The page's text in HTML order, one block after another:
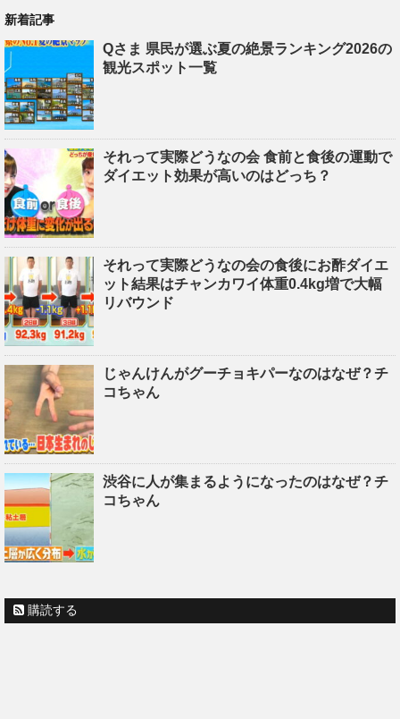
新着記事
Qさま 県民が選ぶ夏の絶景ランキング2026の
観光スポット一覧
それって実際どうなの会 食前と食後の運動で
ダイエット効果が高いのはどっち？
それって実際どうなの会の食後にお酢ダイエ
ット結果はチャンカワイ体重0.4kg増で大幅
リバウンド
じゃんけんがグーチョキパーなのはなぜ？チ
コちゃん
渋谷に人が集まるようになったのはなぜ？チ
コちゃん
購読する